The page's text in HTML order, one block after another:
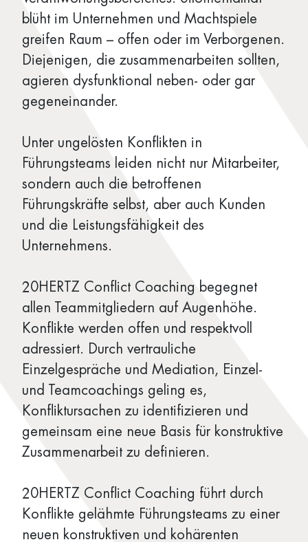
blüht im Unternehmen und Machtspiele
greifen Raum – offen oder im Verborgenen.
Diejenigen, die zusammenarbeiten sollten,
agieren dysfunktional neben- oder gar
gegeneinander.
Unter ungelösten Konflikten in
Führungsteams leiden nicht nur Mitarbeiter,
sondern auch die betroffenen
Führungskräfte selbst, aber auch Kunden
und die Leistungsfähigkeit des
Unternehmens.
20HERTZ Conflict Coaching begegnet
allen Teammitgliedern auf Augenhöhe.
Konflikte werden offen und respektvoll
adressiert. Durch vertrauliche
Einzelgespräche und Mediation, Einzel-
und Teamcoachings geling es,
Konfliktursachen zu identifizieren und
gemeinsam eine neue Basis für konstruktive
Zusammenarbeit zu definieren.
20HERTZ Conflict Coaching führt durch
Konflikte gelähmte Führungsteams zu einer
neuen konstruktiven und kohärenten